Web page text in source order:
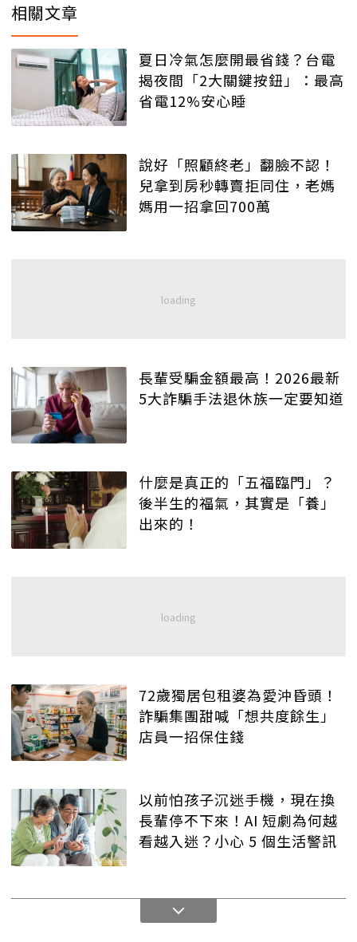
相關文章
夏日冷氣怎麼開最省錢？台電
揭夜間「2大關鍵按鈕」：最高
省電12%安心睡
說好「照顧終老」翻臉不認！
兒拿到房秒轉賣拒同住，老媽
媽用一招拿回700萬
長輩受騙金額最高！2026最新
5大詐騙手法退休族一定要知道
什麼是真正的「五福臨門」？
後半生的福氣，其實是「養」
出來的！
72歲獨居包租婆為愛沖昏頭！
詐騙集團甜喊「想共度餘生」
店員一招保住錢
以前怕孩子沉迷手機，現在換
長輩停不下來！AI 短劇為何越
看越入迷？小心 5 個生活警訊